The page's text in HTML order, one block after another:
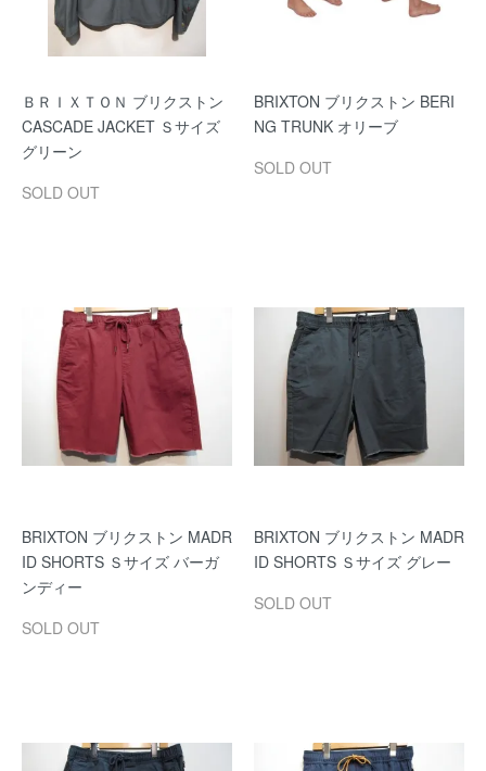
ＢＲＩＸＴＯＮ ブリクストン
CASCADE JACKET Ｓサイズ
グリーン
SOLD OUT
BRIXTON ブリクストン BERI
NG TRUNK オリーブ
SOLD OUT
BRIXTON ブリクストン MADR
ID SHORTS Ｓサイズ バーガ
ンディー
SOLD OUT
BRIXTON ブリクストン MADR
ID SHORTS Ｓサイズ グレー
SOLD OUT